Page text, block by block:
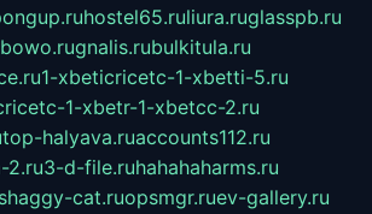
hostel65.ruliura.ruglasspb.ru
gnalis.rubulkitula.ru
1-xbeticricetc-1-xbetti-5.ru
1-xbetr-1-xbetcc-2.ru
top-halyava.ruaccounts112.ru
2.ru3-d-file.ruhahahaharms.ru
shaggy-cat.ruopsmgr.ruev-gallery.ru